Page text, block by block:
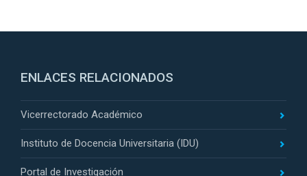
ENLACES RELACIONADOS
Vicerrectorado Académico
Instituto de Docencia Universitaria (IDU)
Portal de Investigación